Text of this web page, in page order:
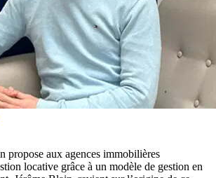
propose aux agences immobilières
locative grâce à un modèle de gestion en